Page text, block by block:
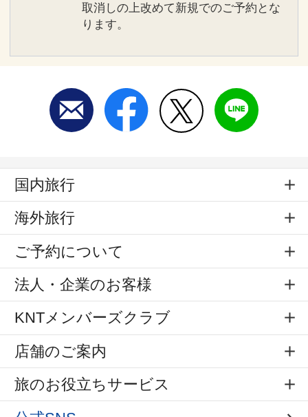
取消しの上改めて新規でのご予約とな
ります。
国内旅行
海外旅行
ご予約について
法人・企業のお客様
KNTメンバーズクラブ
店舗のご案内
旅のお役立ちサービス